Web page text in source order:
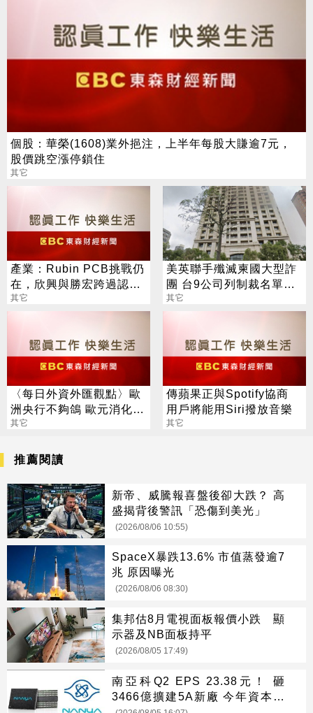
個股：華榮(1608)業外挹注，上半年每股大賺逾7元，
股價跳空漲停鎖住
其它
產業：Rubin PCB挑戰仍
在，欣興與勝宏跨過認證
且量產，臻鼎-KY與定穎
其它
美英聯手殲滅柬國大型詐
團 台9公司列制裁名單
「全在大安區」
其它
〈每日外資外匯觀點〉歐
洲央行不夠鴿 歐元消化降
息預息後彈升
其它
傳蘋果正與Spotify協商
用戶將能用Siri撥放音樂
其它
推薦閱讀
新帝、威騰報喜盤後卻大跌？ 高
盛揭背後警訊「恐傷到美光」
(2026/08/06 10:55)
SpaceX暴跌13.6% 市值蒸發逾7
兆 原因曝光
(2026/08/06 08:30)
集邦估8月電視面板報價小跌 顯
示器及NB面板持平
(2026/08/05 17:49)
南亞科Q2 EPS 23.38元！ 砸
3466億擴建5A新廠 今年資本支